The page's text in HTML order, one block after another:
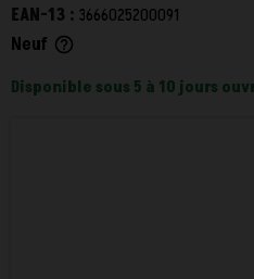
EAN-13 : 3666025200091
Neuf help_outline
Disponible sous 5 à 10 jours